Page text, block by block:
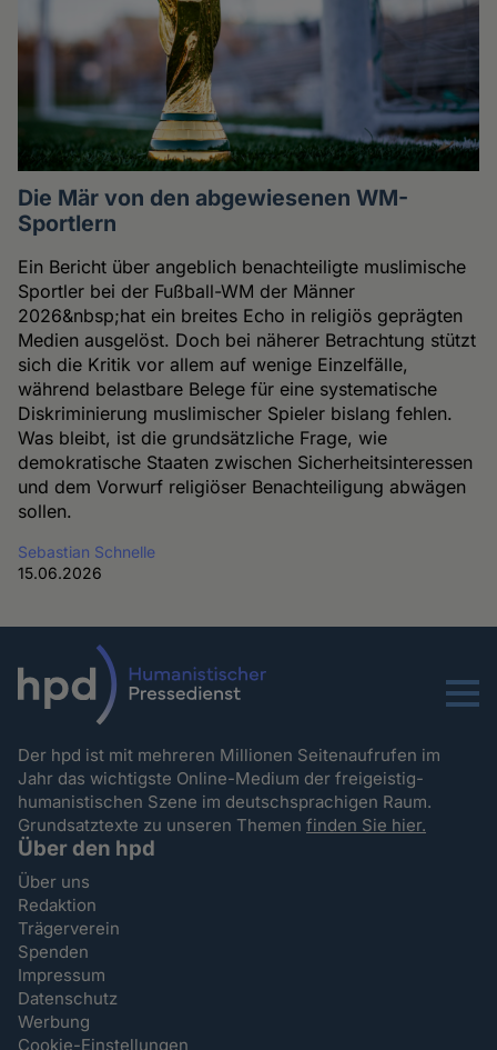
Die Mär von den abgewiesenen WM-
Sportlern
Ein Bericht über angeblich benachteiligte muslimische
Sportler bei der Fußball-WM der Männer
2026&nbsp;hat ein breites Echo in religiös geprägten
Medien ausgelöst. Doch bei näherer Betrachtung stützt
sich die Kritik vor allem auf wenige Einzelfälle,
während belastbare Belege für eine systematische
Diskriminierung muslimischer Spieler bislang fehlen.
Was bleibt, ist die grundsätzliche Frage, wie
demokratische Staaten zwischen Sicherheitsinteressen
und dem Vorwurf religiöser Benachteiligung abwägen
sollen.
Sebastian Schnelle
15.06.2026
Menu
Der hpd ist mit mehreren Millionen Seitenaufrufen im
Jahr das wichtigste Online-Medium der freigeistig-
humanistischen Szene im deutschsprachigen Raum.
Grundsatztexte zu unseren Themenfinden Sie hier.
Über den hpd
Über uns
Redaktion
Trägerverein
Spenden
Impressum
Datenschutz
Werbung
Cookie-Einstellungen